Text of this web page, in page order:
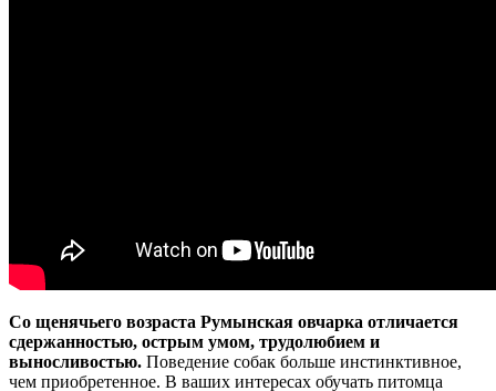
Со щенячьего возраста Румынская овчарка отличается
сдержанностью, острым умом, трудолюбием и
выносливостью. Поведение собак больше инстинктивное,
чем приобретенное. В ваших интересах обучать питомца